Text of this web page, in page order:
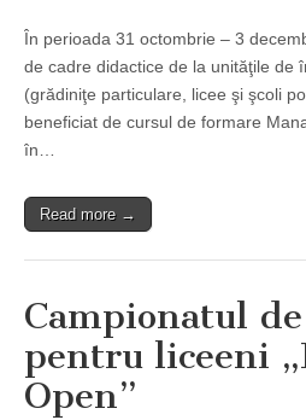
În perioada 31 octombrie – 3
de cadre didactice de la unităţile de
(grădiniţe particulare, licee şi şcoli
beneficiat de cursul de formare
în…
Read more →
Campionatul
pentru liceeni
Open”